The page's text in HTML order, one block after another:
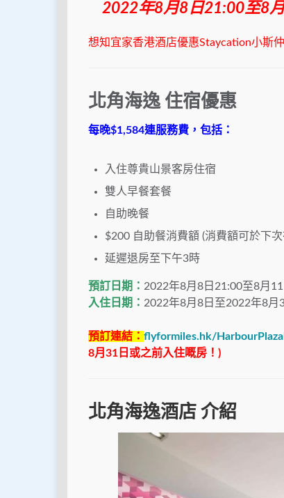
2022年8月8日21:00至8
想知宜家香港酒店優惠Staycation小斯
北角海逸 住宿優惠
每晚$1,584連服務費，包括：
入住尊貴山景客房住宿
雙人早餐套餐
自助晚餐
$200 自助餐消費額 (消費額可於下
延遲退房至下午3時
預訂日期： 2022年8月8日21:00至8月
入住日期： 2022年8月8日至2022年8月
預訂連結： flyformiles.hk/
8月31日或之前入住嘅房！)
北角海逸酒店 介紹